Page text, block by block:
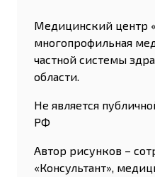
Медицинский центр
многопрофильная
частной системы
области.
Не является
РФ
Автор рисунков –
«Консультант»,